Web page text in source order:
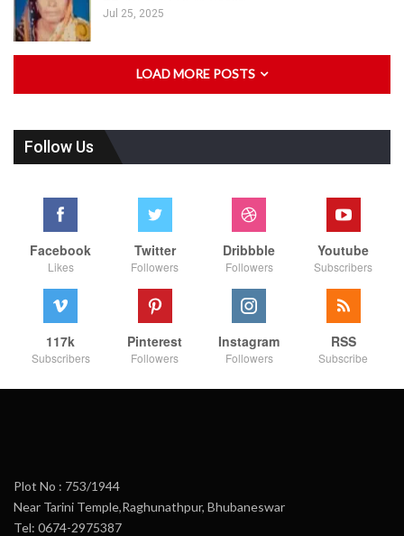
Jul 25, 2025
LOAD MORE POSTS
Follow Us
Facebook
Likes
Twitter
Followers
Dribbble
Followers
Youtube
Subscribers
117k
Subscribers
Pinterest
Followers
Instagram
Followers
RSS
Subscribe
Plot No : 753/1944
Near Tarini Temple,Raghunathpur, Bhubaneswar
Tel: 0674-2975387